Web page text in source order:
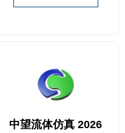
中望流体仿真 2026